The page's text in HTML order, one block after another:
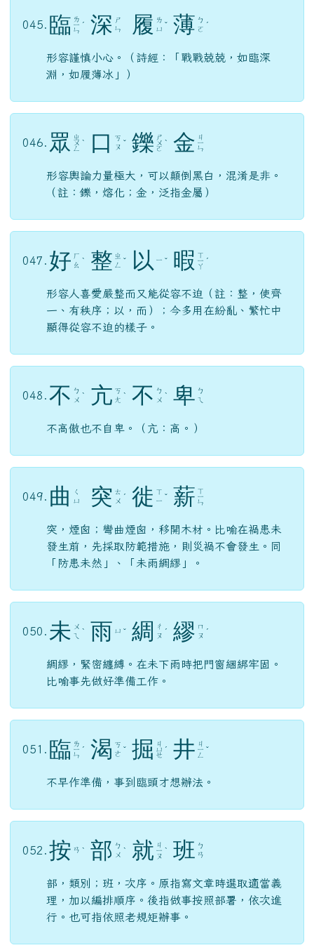
045. 臨 ㄌ
ㄧ
ㄣ
ˊ 深 ㄕ
ㄣ
履 ㄌ
ㄩ ˇ 薄 ㄅ
ㄛ ˊ
形容謹慎小心。（詩經：「戰戰兢兢，如臨深
淵，如履薄冰」）
046. 眾 ㄓ
ㄨ
ㄥ
ˋ 口
ㄎ
ㄡ ˇ 鑠 ㄕ
ㄨ
ㄛ
ˋ 金 ㄐ
ㄧ
ㄣ
形容輿論力量極大，可以顛倒黑白，混淆是非。
（註：鑠，熔化；金，泛指金屬）
047. 好 ㄏ
ㄠ ˋ 整 ㄓ
ㄥ ˇ 以 ㄧ ˇ 暇 ㄒ
ㄧ
ㄚ
ˊ
形容人喜愛嚴整而又能從容不迫（註：整，使齊
一、有秩序；以，而）；今多用在紛亂、繁忙中
顯得從容不迫的樣子。
048. 不 ㄅ
ㄨ ˋ 亢 ㄎ
ㄤ ˋ 不 ㄅ
ㄨ ˋ 卑 ㄅ
ㄟ
不高傲也不自卑。（亢：高。）
049. 曲
ㄑ
ㄩ
突 ㄊ
ㄨ ˊ 徙 ㄒ
ㄧ ˇ 薪 ㄒ
ㄧ
ㄣ
突，煙囪；彎曲煙囪，移開木材。比喻在禍患未
發生前，先採取防範措施，則災禍不會發生。同
「防患未然」、「未雨綢繆」。
050. 未 ㄨ
ㄟ ˋ 雨 ㄩ ˇ 綢
ㄔ
ㄡ ˊ 繆 ㄇ
ㄡ ˊ
綢繆，緊密纏縛。在未下雨時把門窗綑綁牢固。
比喻事先做好準備工作。
051. 臨 ㄌ
ㄧ
ㄣ
ˊ 渴 ㄎ
ㄜ ˇ 掘 ㄐ
ㄩ
ㄝ
ˊ 井 ㄐ
ㄧ
ㄥ
ˇ
不早作準備，事到臨頭才想辦法。
052. 按 ㄢ ˋ 部 ㄅ
ㄨ ˋ 就 ㄐ
ㄧ
ㄡ
ˋ 班 ㄅ
ㄢ
部，類別；班，次序。原指寫文章時選取適當義
理，加以編排順序。後指做事按照部署，依次進
行。也可指依照老規矩辦事。